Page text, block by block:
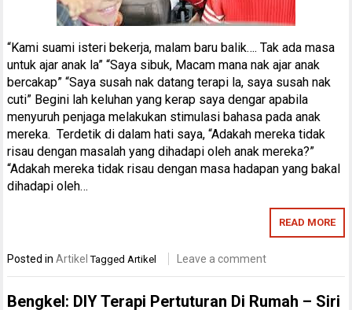
“Kami suami isteri bekerja, malam baru balik…. Tak ada masa
untuk ajar anak la” “Saya sibuk, Macam mana nak ajar anak
bercakap” “Saya susah nak datang terapi la, saya susah nak
cuti” Begini lah keluhan yang kerap saya dengar apabila
menyuruh penjaga melakukan stimulasi bahasa pada anak
mereka. Terdetik di dalam hati saya, “Adakah mereka tidak
risau dengan masalah yang dihadapi oleh anak mereka?”
“Adakah mereka tidak risau dengan masa hadapan yang bakal
dihadapi oleh…
READ MORE
Posted inArtikel TaggedArtikel Leave a comment
Bengkel: DIY Terapi Pertuturan Di Rumah – Siri